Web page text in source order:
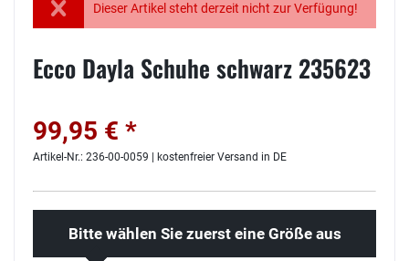
Dieser Artikel steht derzeit nicht zur Verfügung!
Ecco Dayla Schuhe schwarz 235623
99,95 € *
Artikel-Nr.: 236-00-0059 | kostenfreier Versand in DE
Bitte wählen Sie zuerst eine Größe aus